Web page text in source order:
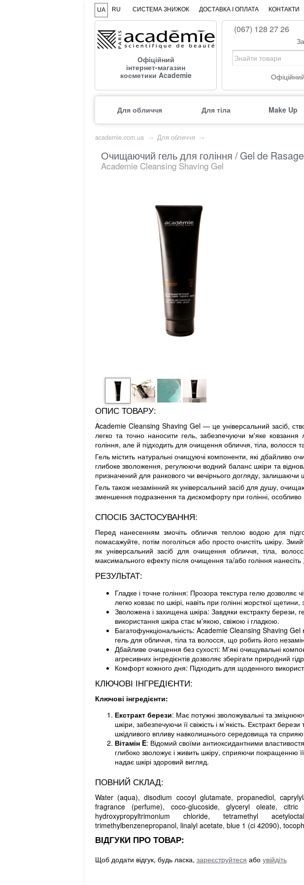
UA RU СИСТЕМА ЗНИЖОК ДОСТАВКА І ОПЛАТА КОНТАКТИ
Офіційний
інтернет-магазин
косметики Academie
(067) 128 27 26
Для обличчя Для тіла Make Up
academie.com.ua → Для обличчя →
Очищаючий гель для гоління / Gel de
Academie Cleansing Shaving Gel
ОПИС ТОВАРУ:
Academie Cleansing Shaving Gel — це універсальний засіб,
легко та точно наносити гель, забезпечуючи м'яке
гоління, але й підходить для очищення обличчя, тіла, волосся
Гель містить натуральні очищуючі компоненти, які дбайливо
глибоке зволоження, регулюючи водний баланс шкіри та
призначений для ранкового чи вечірнього догляду, залишаючи
Гель також незамінний як універсальний засіб для душу,
зменшення подразнення та дискомфорту при голінні, особливо
СПОСІБ ЗАСТОСУВАННЯ:
Перед нанесенням змочіть обличчя теплою водою для
помасажуйте, потім поголіться або просто очистіть шкіру.
як універсальний засіб для очищення обличчя, тіла,
максимального ефекту після очищення та/або гоління нанесіть
РЕЗУЛЬТАТ:
Гладке і точне гоління: Прозора текстура гелю дозволяє
легко ковзає по шкірі, навіть при голінні жорсткої
Зволожена і захищена шкіра: Завдяки екстракту берези,
використання шкіра стає м'якою, свіжою і гладкою.
Багатофункціональність: Academie Cleansing Shaving
гель для обличчя, тіла та волосся, що робить його
Дбайливе очищення без сухості: М'які очищувальні
агресивних інгредієнтів дозволяє зберігати природний
Комфорт кожного дня: Підходить для щоденного
КЛЮЧОВІ ІНГРЕДІЄНТИ:
Ключові інгредієнти:
Екстракт берези: Має потужні зволожувальні та
шкіри, забезпечуючи її свіжість і м’якість. Екстракт
шкідливого впливу навколишнього середовища та
Вітамін E: Відомий своїми антиоксидантними
глибоко зволожує і живить шкіру, сприяючи покращенню
надає шкірі здоровий вигляд.
ПОВНИЙ СКЛАД:
Water (aqua), disodium cocoyl glutamate, propanediol,
fragrance (perfume), coco-glucoside, glyceryl oleate,
hydroxypropyltrimonium chloride, tetramethyl
trimethylbenzenepropanol, linalyl acetate, blue 1 (ci 42090),
ВІДГУКИ ПРО ТОВАР:
Щоб додати відгук, будь ласка, зареєструйтеся або увійдіть